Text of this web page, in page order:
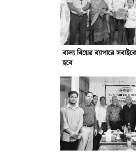
বাল্য বিয়ের ব্যাপারে
হবে